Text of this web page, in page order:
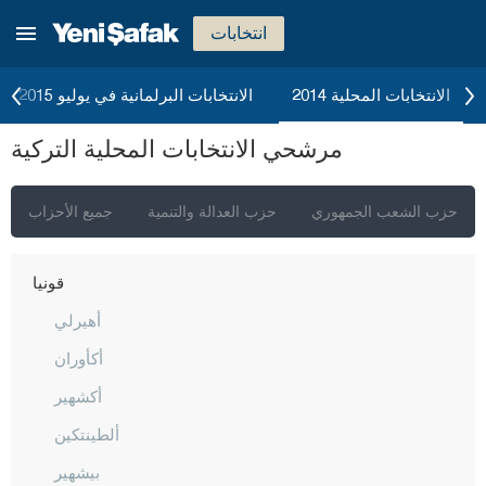
انتخابات
الانتخابات البرلمانية في يوليو 2015 الانتخابات المحلية 2014
مرشحي الانتخابات المحلية التركية
جميع الأحزاب حزب العدالة والتنمية حزب الشعب الجمهوري
قيصري
كيركالي
قرقلر ايلي
قوجه ايلي
قونيا
أهيرلي
أكأوران
أكشهير
ألطينتكين
بيشهير